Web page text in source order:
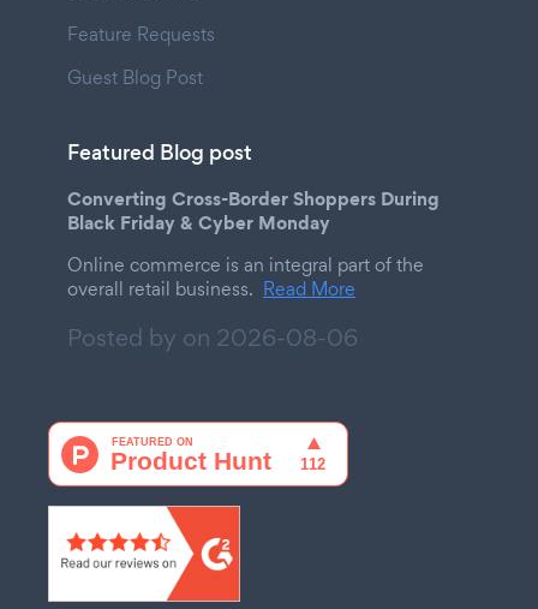
Feature Requests
Guest Blog Post
Featured Blog post
Converting Cross-Border Shoppers During
Black Friday & Cyber Monday
Online commerce is an integral part of the
overall retail business. Read More
Posted by on 2026-08-06